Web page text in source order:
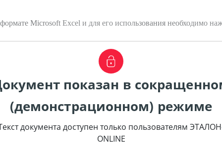
Microsoft Excel и для его использования необходимо
показан в
(демонстрационном) режиме
документа доступен только пользователям
ONLINE